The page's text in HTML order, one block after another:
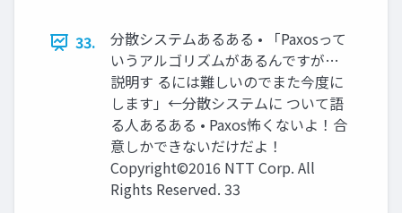
33.
分散システムあるある • 「Paxosって
いうアルゴリズムがあるんですが…
説明す るには難しいのでまた今度に
します」←分散システムに ついて語
る人あるある • Paxos怖くないよ！合
意しかできないだけだよ！
Copyright©2016 NTT Corp. All
Rights Reserved. 33